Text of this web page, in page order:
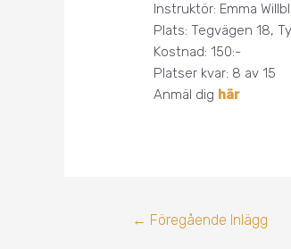
Instruktör: Emma
Plats: Tegvägen 18,
Kostnad: 150:-
Platser kvar: 8 av 15
Anmäl dig här
← Föregående Inlägg